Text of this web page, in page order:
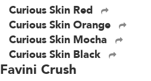
Curious Skin Red
Curious Skin Orange
Curious Skin Mocha
Curious Skin Black
Favini Crush